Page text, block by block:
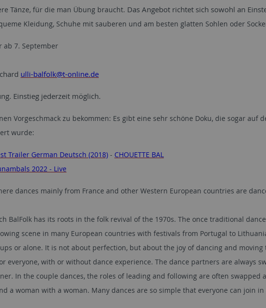
Tänze, für die man Übung braucht. Das Angebot richtet sich sowohl an
Kleidung, Schuhe mit sauberen und am besten glatten Sohlen oder
ab 7. September
ulli-balfolk@t-online.de
Einstieg jederzeit möglich.
Vorgeschmack zu bekommen: Es gibt eine sehr schöne Doku, die sogar auf
wurde:
Trailer German Deutsch (2018) - CHOUETTE BAL
2022 - Live
dances mainly from France and other Western European countries are
BalFolk has its roots in the folk revival of the 1970s. The once traditional
scene in many European countries with festivals from Portugal to
or alone. It is not about perfection, but about the joy of dancing and moving
everyone, with or without dance experience. The dance partners are always
In the couple dances, the roles of leading and following are often swapped
a woman with a woman. Many dances are so simple that everyone can join in